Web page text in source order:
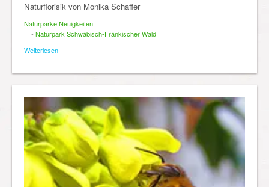
Naturflorisik von Monika Schaffer
Naturparke Neuigkeiten
• Naturpark Schwäbisch-Fränkischer Wald
Weiterlesen